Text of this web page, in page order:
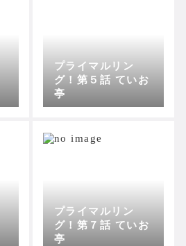
プライマルリン
グ！第５話 ていお
亭
プライマルリン
グ！第７話 ていお
亭